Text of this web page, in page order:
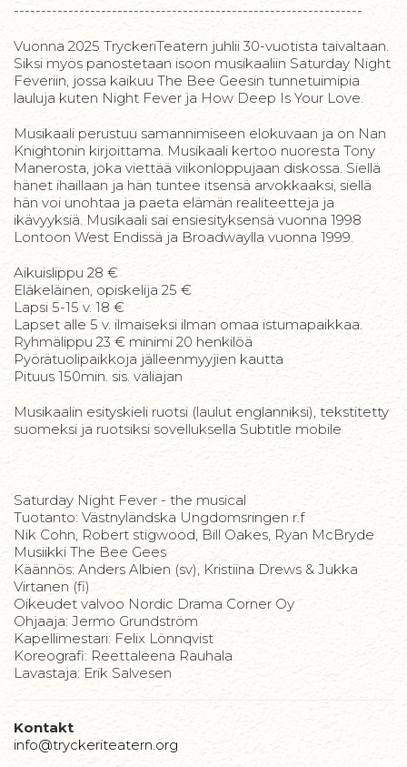
----------------------------------------------------------------
Vuonna 2025 TryckeriTeatern juhlii 30-vuotista taivaltaan.
Siksi myös panostetaan isoon musikaaliin Saturday Night
Feveriin, jossa kaikuu The Bee Geesin tunnetuimipia
lauluja kuten Night Fever ja How Deep Is Your Love.
Musikaali perustuu samannimiseen elokuvaan ja on Nan
Knightonin kirjoittama. Musikaali kertoo nuoresta Tony
Manerosta, joka viettää viikonloppujaan diskossa. Siellä
hänet ihaillaan ja hän tuntee itsensä arvokkaaksi, siellä
hän voi unohtaa ja paeta elämän realiteetteja ja
ikävyyksiä. Musikaali sai ensiesityksensä vuonna 1998
Lontoon West Endissä ja Broadwaylla vuonna 1999.
Aikuislippu 28 €
Eläkeläinen, opiskelija 25 €
Lapsi 5-15 v. 18 €
Lapset alle 5 v. ilmaiseksi ilman omaa istumapaikkaa.
Ryhmälippu 23 € minimi 20 henkilöä
Pyörätuolipaikkoja jälleenmyyjien kautta
Pituus 150min. sis. väliajan
Musikaalin esityskieli ruotsi (laulut englanniksi), tekstitetty
suomeksi ja ruotsiksi sovelluksella Subtitle mobile
Saturday Night Fever - the musical
Tuotanto: Västnyländska Ungdomsringen r.f
Nik Cohn, Robert stigwood, Bill Oakes, Ryan McBryde
Musiikki The Bee Gees
Käännös: Anders Albien (sv), Kristiina Drews & Jukka
Virtanen (fi)
Oikeudet valvoo Nordic Drama Corner Oy
Ohjaaja: Jermo Grundström
Kapellimestari: Felix Lönnqvist
Koreografi: Reettaleena Rauhala
​Lavastaja: Erik Salvesen
Kontakt
info@tryckeriteatern.org